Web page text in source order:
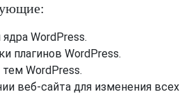
WordPress.
плагинов WordPress.
тем WordPress.
веб-сайта для изменения всех